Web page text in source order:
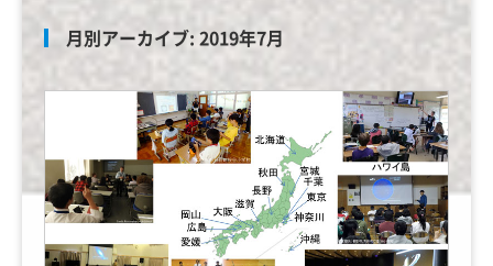
月別アーカイブ: 2019年7月